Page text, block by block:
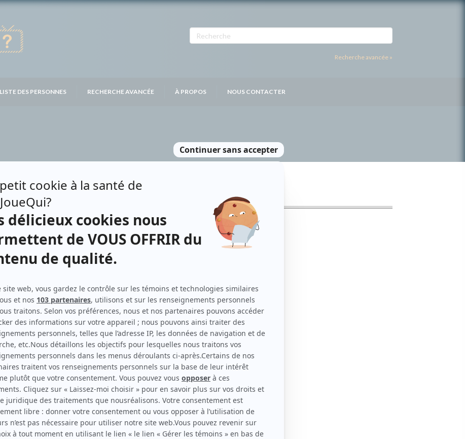
Recherche avancée »
LISTE DES PERSONNES RECHERCHE AVANCÉE À PROPOS NOUS CONTACTER
Personnages
Indéfendable (Directeur des enquêtes criminelles2024)
Nuit blanche II (Maxime)
Toute la vie(Avocat association schizophrénie2021)
Unité 9(Dr Rodrigue2018)
O' (Gabriel Bernier2018)
Prozac: La maladie du bonheur
Gérant de la banque
Toute la vérité(Rodrigue Boucher2013)
Aveux(Sébastien Ouellet)
Providence(Éliot Bourgeois)
Hommes en quarantaine( Jean-Daniel )
Chartrand et Simonne(Roger Monet )
Rue L'Espérance( Benoît Vigneault)
Le Polock(Louis-Georges)